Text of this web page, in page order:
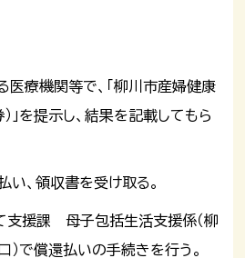
医療機関等で、「柳川市産婦健康
」を提示し、結果を記載してもら
、領収書を受け取る。
援課 母子包括生活支援係（柳
で償還払いの手続きを行う。